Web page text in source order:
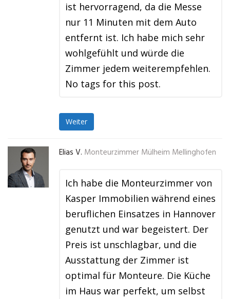
ist hervorragend, da die Messe
nur 11 Minuten mit dem Auto
entfernt ist. Ich habe mich sehr
wohlgefühlt und würde die
Zimmer jedem weiterempfehlen.
No tags for this post.
Weiter
Elias V. Monteurzimmer Mülheim Mellinghofen
Ich habe die Monteurzimmer von
Kasper Immobilien während eines
beruflichen Einsatzes in Hannover
genutzt und war begeistert. Der
Preis ist unschlagbar, und die
Ausstattung der Zimmer ist
optimal für Monteure. Die Küche
im Haus war perfekt, um selbst